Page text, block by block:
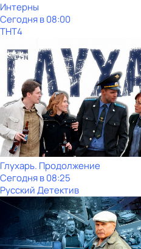
Интерны
Сегодня в 08:00
ТНТ4
Глухарь. Продолжение
Сегодня в 08:25
Русский Детектив